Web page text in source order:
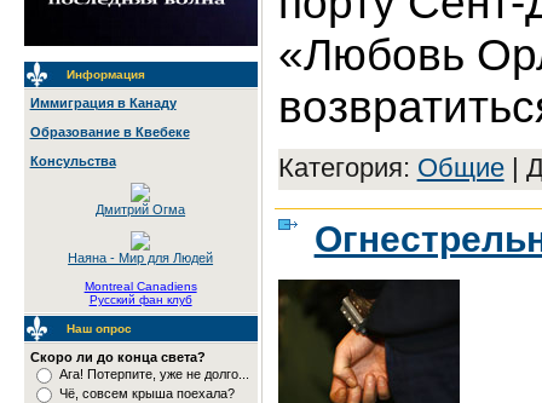
Информация
Иммиграция в Канаду
Образование в Квебеке
Консульства
Дмитрий Огма
Наяна - Мир для Людей
Montreal Canadiens
Русский фан клуб
Наш опрос
Скоро ли до конца света?
Ага! Потерпите, уже не долго...
Чё, совсем крыша поехала?
«Любовь
Категория: Общие|